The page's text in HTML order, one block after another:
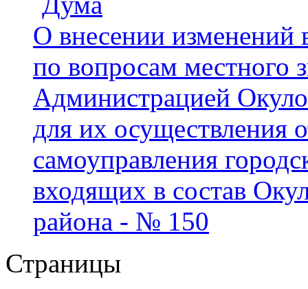
О внесении изменений
по вопросам местного
Администрацией
для их осуществления
самоуправления
входящих в состав
района - № 150
Страницы